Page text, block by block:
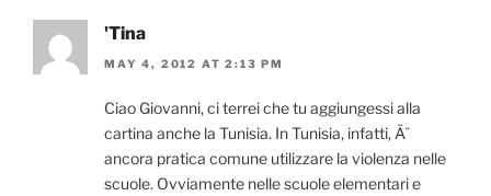
'Tina
MAY 4, 2012 AT 2:13 PM
Ciao Giovanni, ci terrei che tu aggiungessi alla
cartina anche la Tunisia. In Tunisia, infatti, Ã¨
ancora pratica comune utilizzare la violenza nelle
scuole. Ovviamente nelle scuole elementari e